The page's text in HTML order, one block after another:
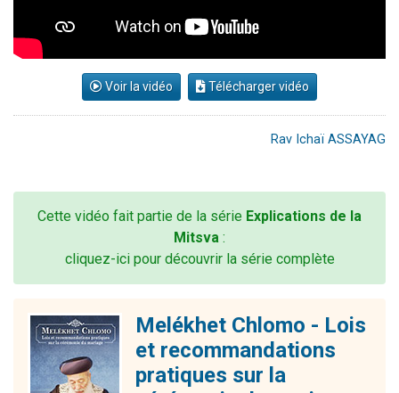
Voir la vidéo Télécharger vidéo
Rav Ichaï ASSAYAG
Cette vidéo fait partie de la série Explications de la
Mitsva :
cliquez-ici pour découvrir la série complète
Melékhet Chlomo - Lois
et recommandations
pratiques sur la